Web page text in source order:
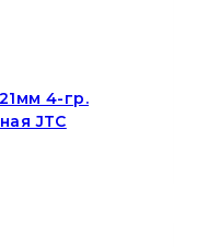
4-гр.
JTC